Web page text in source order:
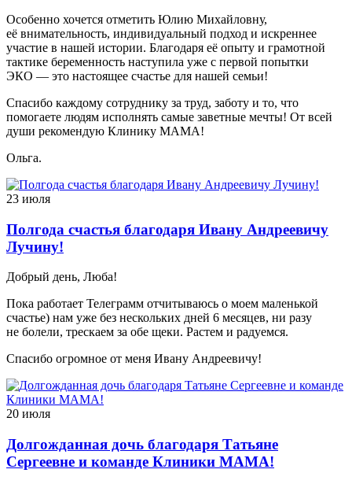
Особенно хочется отметить Юлию Михайловну,
её внимательность, индивидуальный подход и искреннее
участие в нашей истории. Благодаря её опыту и грамотной
тактике беременность наступила уже с первой попытки
ЭКО — это настоящее счастье для нашей семьи!
Спасибо каждому сотруднику за труд, заботу и то, что
помогаете людям исполнять самые заветные мечты! От всей
души рекомендую Клинику МАМА!
Ольга.
23 июля
Полгода счастья благодаря Ивану Андреевичу
Лучину!
Добрый день, Люба!
Пока работает Телеграмм отчитываюсь о моем маленькой
счастье) нам уже без нескольких дней 6 месяцев, ни разу
не болели, трескаем за обе щеки. Растем и радуемся.
Спасибо огромное от меня Ивану Андреевичу!
20 июля
Долгожданная дочь благодаря Татьяне
Сергеевне и команде Клиники МАМА!